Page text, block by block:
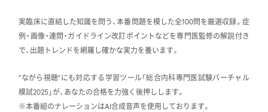
実臨床に直結した知識を問う、本番問題を模した全100問を厳選収録。症
例・画像・連問・ガイドライン改訂ポイントなどを専門医監修の解説付き
で、出題トレンドを網羅し確かな実力を養います。
“ながら視聴”にも対応する学習ツール「総合内科専門医試験バーチャル
模試2025」が、あなたの合格を力強く後押しします。
※本番組のナレーションはAI合成音声を使用しております。